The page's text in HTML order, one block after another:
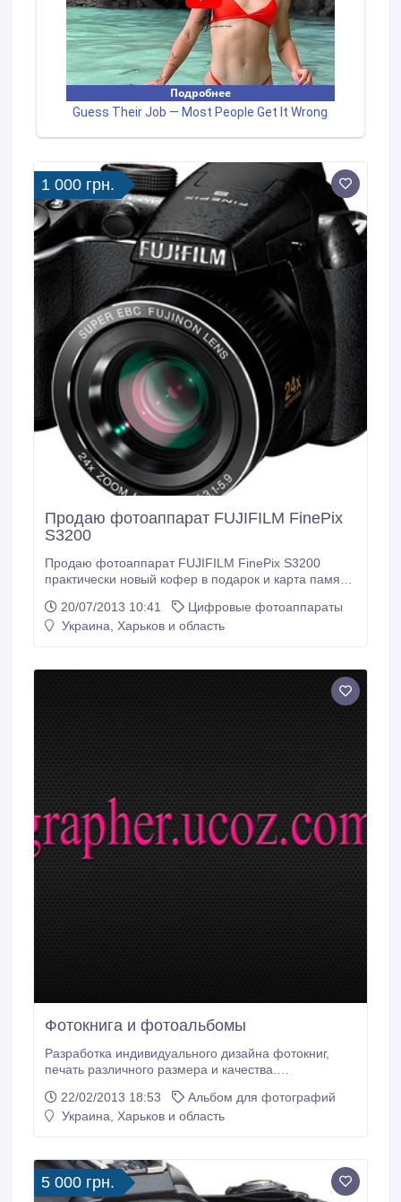
1 000 грн.
Продаю фотоаппарат FUJIFILM FinePix
S3200
Продаю фотоаппарат FUJIFILM FinePix S3200
практически новый кофер в подарок и карта памяти
20/07/2013 10:41
Цифровые фотоаппараты
Украина, Харьков и область
Фотокнига и фотоальбомы
Разработка индивидуального дизайна фотокниг,
печать различного размера и качества.
путешествия или всего года жизни, отличная
альтернатива фотоальбомам. Доступные цены от
22/02/2013 18:53
Альбом для фотографий
Украина, Харьков и область
5 000 грн.